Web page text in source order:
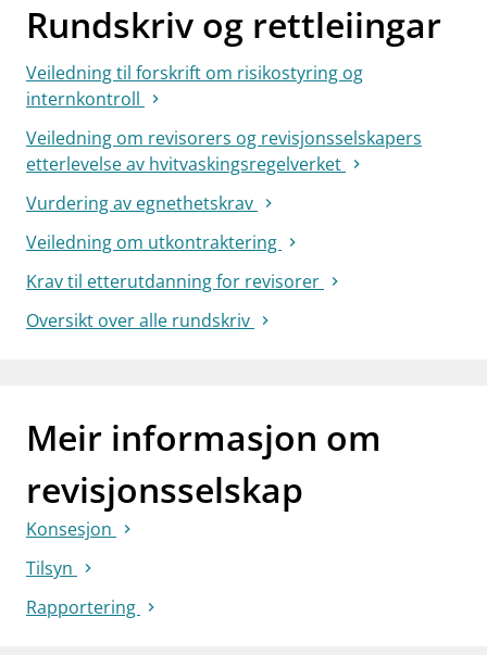
Rundskriv og rettleiingar
Veiledning til forskrift om risikostyring og
internkontroll
Veiledning om revisorers og revisjonsselskapers
etterlevelse av hvitvaskingsregelverket
Vurdering av egnethetskrav
Veiledning om utkontraktering
Krav til etterutdanning for revisorer
Oversikt over alle rundskriv
Meir informasjon om
revisjonsselskap
Konsesjon
Tilsyn
Rapportering